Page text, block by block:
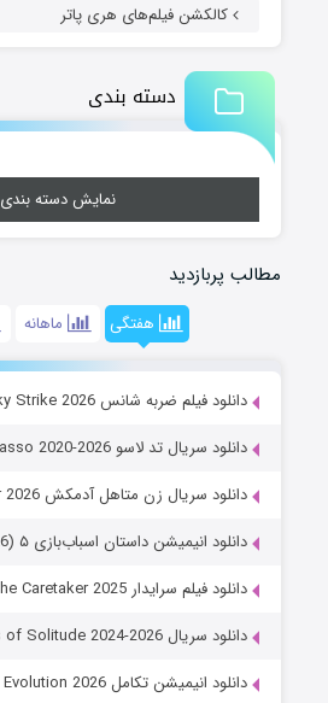
کالکشن فیلم‌های هری پاتر
دسته بندی
نمایش دسته بندی
مطالب پربازدید
هفتگی ماهانه
دانلود فیلم ضربه شانس Lucky Strike 2026
دانلود سریال تد لاسو Ted Lasso 2020-2026
دانلود سریال زن متاهل آدمکش A Bona Fide Killer 2026
دانلود انیمیشن داستان اسباب‌بازی ۵ Toy Story 5 (2026)
دانلود فیلم سرایدار The Caretaker 2025
دانلود سریال One Hundred Years of Solitude 2024-2026
دانلود انیمیشن تکامل Evolution 2026